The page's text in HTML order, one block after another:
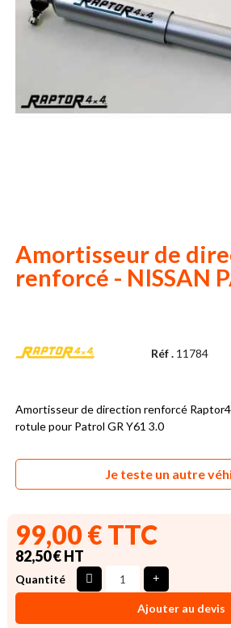
Amortisseur de
renforcé - NISSAN
Réf . 11784
Amortisseur de direction renforcé
rotule pour Patrol GR Y61 3.0
Je teste un autre
99,00 € TTC
82,50 € HT
Quantité
Ajouter au devis